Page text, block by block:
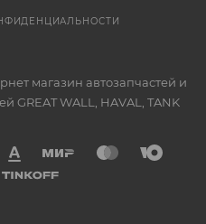
магазин автозапчастей и
GREAT WALL, HAVAL, TANK